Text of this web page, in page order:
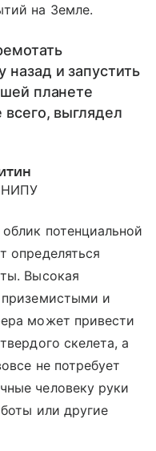
на Земле.
и запустить
планете
выглядел
потенциальной
определяться
Высокая
и
может привести
скелета, а
не потребует
человеку руки
или другие